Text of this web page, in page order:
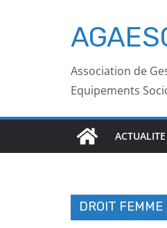
Association de
Equipements
ACTUALITE
DROIT FEMME